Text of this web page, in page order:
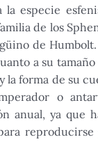
la especie
de los
de
a su
la forma de su
o
anual, ya que